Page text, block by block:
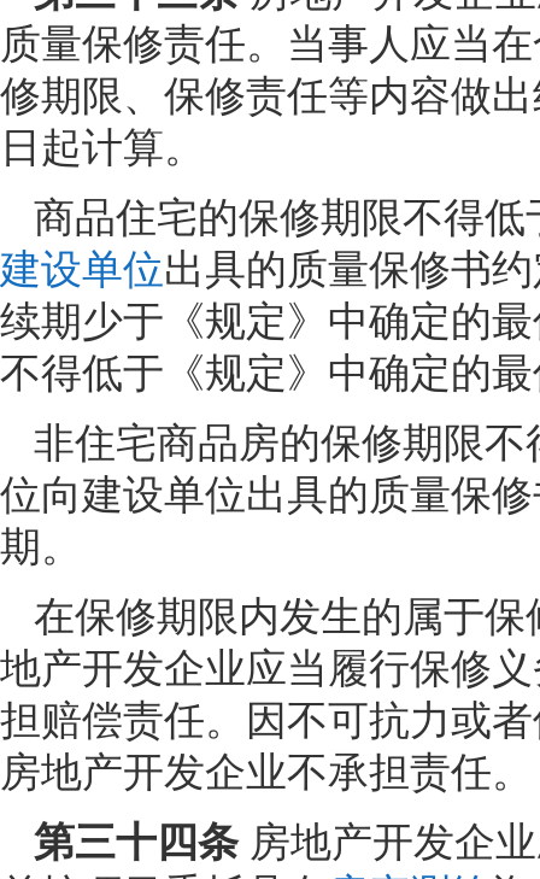
质量保修责任。当事人应当
修期限、保修责任等内容做
日起计算。
商品住宅的保修期限不得
建设单位出具的质量保修书
续期少于《规定》中确定的
不得低于《规定》中确定的
非住宅商品房的保修期限
位向建设单位出具的质量保
期。
在保修期限内发生的属于
地产开发企业应当履行保修
担赔偿责任。因不可抗力或
房地产开发企业不承担责任。
第三十四条 房地产开发企